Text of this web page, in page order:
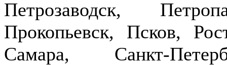
Петрозаводск,
Прокопьевск, Псков,
Самара, Санкт-